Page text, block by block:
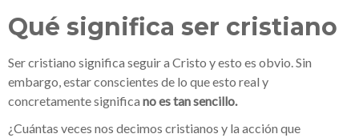
Qué significa ser cristiano
Ser cristiano significa seguir a Cristo y esto es obvio. Sin
embargo, estar conscientes de lo que esto real y
concretamente significa no es tan sencillo.
¿Cuántas veces nos decimos cristianos y la acción que